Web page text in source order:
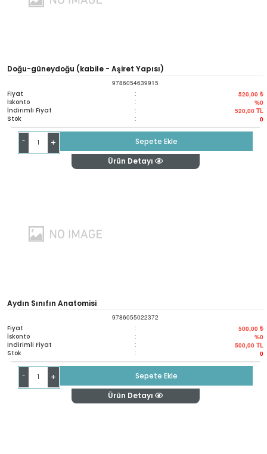
Doğu-güneydoğu (kabile - Aşiret Yapısı)
9786054639915
Fiyat : 520,00 ₺
İskonto : %0
İndirimli Fiyat : 520,00 TL
Stok : 0
- +
Sepete Ekle
Ürün Detayı
Aydın Sınıfın Anatomisi
9786055022372
Fiyat : 500,00 ₺
İskonto : %0
İndirimli Fiyat : 500,00 TL
Stok : 0
- +
Sepete Ekle
Ürün Detayı